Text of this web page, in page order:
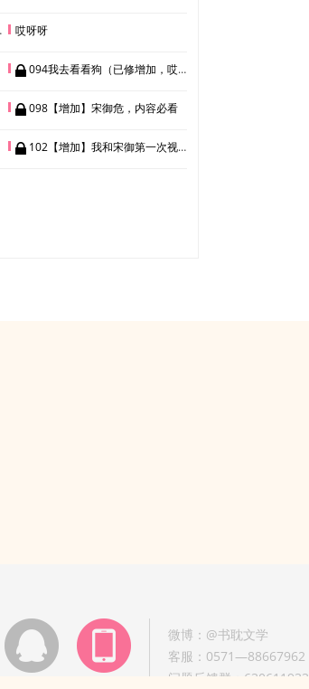
哎呀呀
094我去看看狗（已修增加，哎呀裸稿太羞耻了）
098【增加】宋御危，内容必看
102【增加】我和宋御第一次视频
微博：@书耽文学
客服：0571—88667962
问题反馈群：630611933